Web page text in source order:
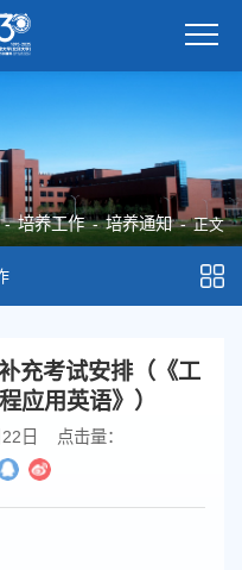
- 培养工作 - 培养通知 - 正文
充考试安排（《工
应用英语》）
日
点击量：